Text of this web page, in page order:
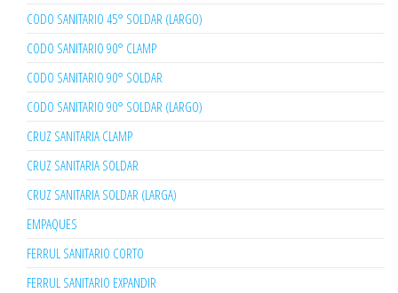
CODO SANITARIO 45° SOLDAR (LARGO)
CODO SANITARIO 90° CLAMP
CODO SANITARIO 90° SOLDAR
CODO SANITARIO 90° SOLDAR (LARGO)
CRUZ SANITARIA CLAMP
CRUZ SANITARIA SOLDAR
CRUZ SANITARIA SOLDAR (LARGA)
EMPAQUES
FERRUL SANITARIO CORTO
FERRUL SANITARIO EXPANDIR